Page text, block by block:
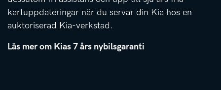
kartuppdateringar när du servar din Kia hos en
auktoriserad Kia-verkstad.
Läs mer om Kias 7 års nybilsgaranti